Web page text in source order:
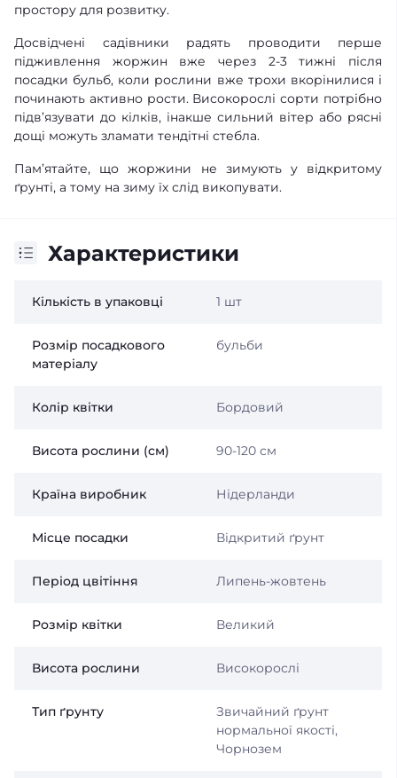
простору для розвитку.
Досвідчені садівники радять проводити перше
підживлення жоржин вже через 2-3 тижні після
посадки бульб, коли рослини вже трохи вкорінилися і
починають активно рости. Високорослі сорти потрібно
підв’язувати до кілків, інакше сильний вітер або рясні
дощі можуть зламати тендітні стебла.
Пам’ятайте, що жоржини не зимують у відкритому
ґрунті, а тому на зиму їх слід викопувати.
Характеристики
Кількість в упаковці 1 шт
Розмір посадкового
матеріалу
бульби
Колір квітки Бордовий
Висота рослини (см) 90-120 см
Країна виробник Нідерланди
Місце посадки Відкритий ґрунт
Період цвітіння Липень-жовтень
Розмір квітки Великий
Висота рослини Високорослі
Тип ґрунту
Звичайний ґрунт
нормальної якості,
Чорнозем